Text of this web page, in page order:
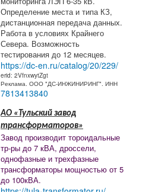
Определение места и типа КЗ,
дистанционная передача данных.
Работа в условиях Крайнего
Севера. Возможность
тестирования до 12 месяцев.
https://dc-en.ru/catalog/20/229/
erid: 2VfnxwytZgt
Реклама. ООО "ДС-ИНЖИНИРИНГ". ИНН
7813413840
АО «Тульский завод
трансформаторов»
Завод производит тороидальные
тр-ры до 7 кВА, дроссели,
однофазные и трехфазные
трансформаторы мощностью от 5
до 100кВА.